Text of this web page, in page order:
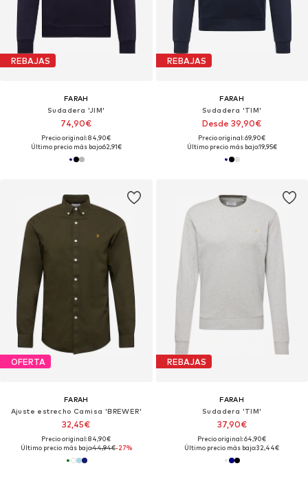
REBAJAS
FARAH
Sudadera 'JIM'
74,90€
Precio original: 84,90€
Último precio más bajo:62,91€
REBAJAS
FARAH
Sudadera 'TIM'
Desde 39,90€
Precio original: 69,90€
Último precio más bajo:19,95€
OFERTA
FARAH
Ajuste estrecho Camisa 'BREWER'
32,45€
Precio original: 84,90€
Último precio más bajo:44,94€-27%
REBAJAS
FARAH
Sudadera 'TIM'
37,90€
Precio original: 64,90€
Último precio más bajo:32,44€